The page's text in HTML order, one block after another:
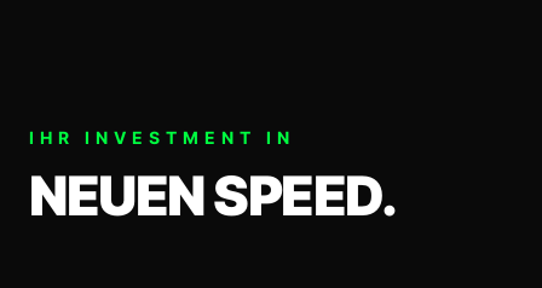
IHR INVESTMENT IN
NEUEN SPEED.